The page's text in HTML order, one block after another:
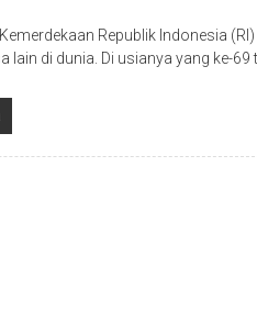
Republik Indonesia
lain di dunia. Di usianya yang ke-69